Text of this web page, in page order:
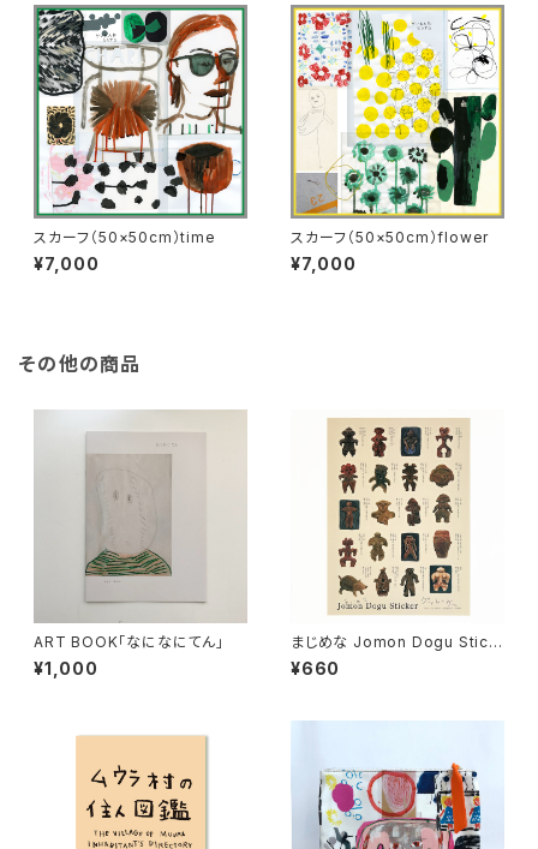
スカーフ（50×50cm）time
¥7,000
スカーフ（50×50cm）flower
¥7,000
その他の商品
ART BOOK「なになにてん」
¥1,000
まじめな Jomon Dogu Stick
er
¥660